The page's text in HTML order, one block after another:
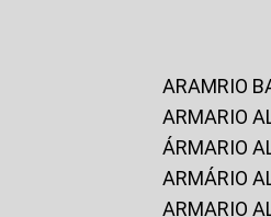
ARAMRIO
ARMARIO
ÁRMARIO
ARMÁRIO
ARMARIO